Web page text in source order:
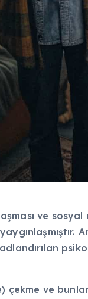
ve
çekme ve